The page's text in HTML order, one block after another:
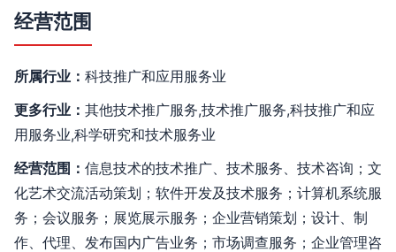
经营范围
所属行业： 科技推广和应用服务业
更多行业： 其他技术推广服务,技术推广服务,科技推广和应
用服务业,科学研究和技术服务业
经营范围： 信息技术的技术推广、技术服务、技术咨询；文
化艺术交流活动策划；软件开发及技术服务；计算机系统服
务；会议服务；展览展示服务；企业营销策划；设计、制
作、代理、发布国内广告业务；市场调查服务；企业管理咨